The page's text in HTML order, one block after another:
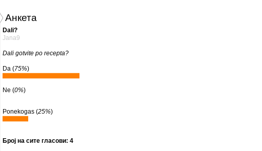
Анкета
Dali?
Jana9
Dali gotvite po recepta?
Da (75%)
Ne (0%)
Ponekogas (25%)
Број на сите гласови: 4